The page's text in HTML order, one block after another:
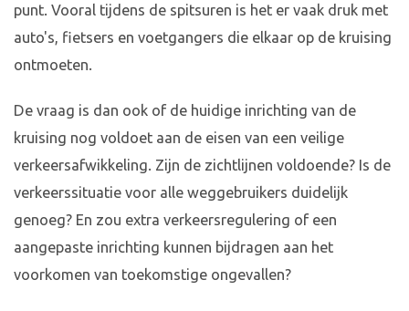
punt. Vooral tijdens de spitsuren is het er vaak druk met
auto's, fietsers en voetgangers die elkaar op de kruising
ontmoeten.
De vraag is dan ook of de huidige inrichting van de
kruising nog voldoet aan de eisen van een veilige
verkeersafwikkeling. Zijn de zichtlijnen voldoende? Is de
verkeerssituatie voor alle weggebruikers duidelijk
genoeg? En zou extra verkeersregulering of een
aangepaste inrichting kunnen bijdragen aan het
voorkomen van toekomstige ongevallen?